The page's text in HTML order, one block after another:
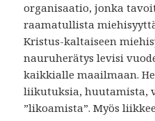
organisaatio, jonka
raamatullista
Kristus-kaltaiseen
nauruherätys levisi
kaikkialle maailmaan.
liikutuksia, huutamista,
”likoamista”. Myös